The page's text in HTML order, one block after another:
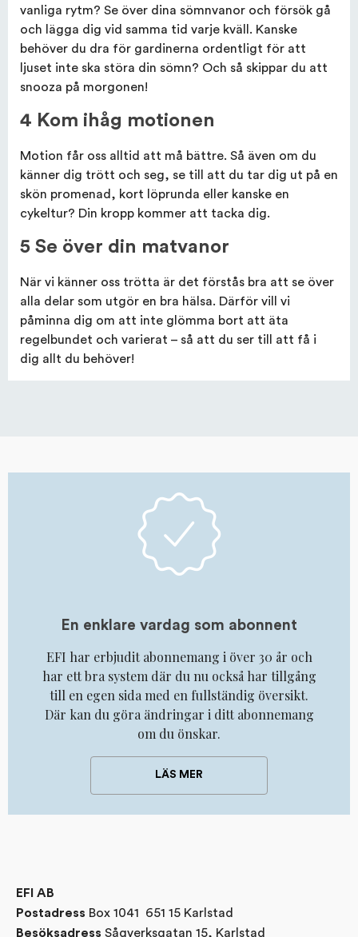
vanliga rytm? Se över dina sömnvanor och försök gå
och lägga dig vid samma tid varje kväll. Kanske
behöver du dra för gardinerna ordentligt för att
ljuset inte ska störa din sömn? Och så skippar du att
snooza på morgonen!
4 Kom ihåg motionen
Motion får oss alltid att må bättre. Så även om du
känner dig trött och seg, se till att du tar dig ut på en
skön promenad, kort löprunda eller kanske en
cykeltur? Din kropp kommer att tacka dig.
5 Se över din matvanor
När vi känner oss trötta är det förstås bra att se över
alla delar som utgör en bra hälsa. Därför vill vi
påminna dig om att inte glömma bort att äta
regelbundet och varierat – så att du ser till att få i
dig allt du behöver!
En enklare vardag som abonnent
EFI har erbjudit abonnemang i över 30 år och
har ett bra system där du nu också har tillgång
till en egen sida med en fullständig översikt.
Där kan du göra ändringar i ditt abonnemang
om du önskar.
LÄS MER
EFI AB
Postadress Box 1041 651 15 Karlstad
Besöksadress Sågverksgatan 15, Karlstad